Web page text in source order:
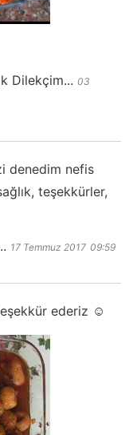
Dilekçim... 03
denedim nefis
teşekkürler,
17 Temmuz 2017 09:59
ederiz ☺️